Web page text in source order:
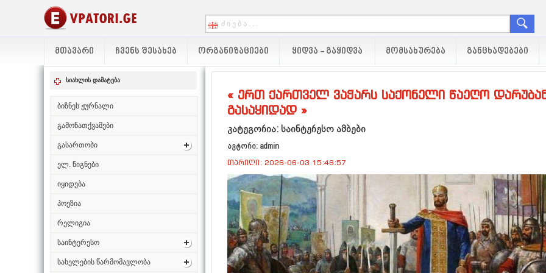
ᲛᲗᲐᲕᲐᲠᲘ ᲩᲕᲔᲜᲡ ᲨᲔᲡᲐᲮᲔᲑ ᲝᲠᲒᲐᲜᲘᲖᲐᲪᲘᲔᲑᲘ ᲧᲘᲓᲕᲐ - ᲒᲐᲧᲘᲓᲕᲐ ᲛᲝᲛᲡᲐᲮᲣᲠᲔᲑᲐ ᲒᲐᲜᲪᲮᲐᲓᲔᲑᲔᲑᲘ
სიახლის დამატება
ბიზნეს ჟურნალი
გამონათქვამები
გასართობი
ელ. წიგნები
იყიდება
პოეზია
რელიგია
საინტერესო
სახელების წარმომავლობა
« ერთ ქართველ ვაჭარს საქონელი წაეღო
გასაყიდად »
კატეგორია: საინტერესო ამბები
ავტორი: admin
თარიღი: 2026-06-03 15:46:57